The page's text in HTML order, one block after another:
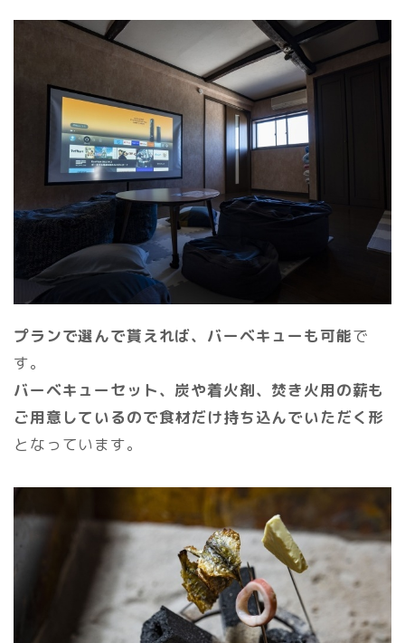
プランで選んで貰えれば、バーベキューも可能で
す。
バーベキューセット、炭や着火剤、焚き火用の薪も
ご用意しているので食材だけ持ち込んでいただく形
となっています。